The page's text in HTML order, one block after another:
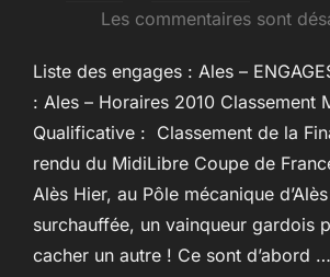
le
Les commentaires sont
Liste des engages : Ales –
: Ales – Horaires 2010 Classement
Qualificative : Classement de la
rendu du MidiLibre Coupe de
Alès Hier, au Pôle mécanique
surchauffée, un vainqueur gardois
cacher un autre ! Ce sont d’abord …